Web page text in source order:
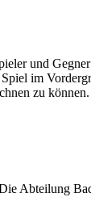
und
im
zu können.
Abteilung